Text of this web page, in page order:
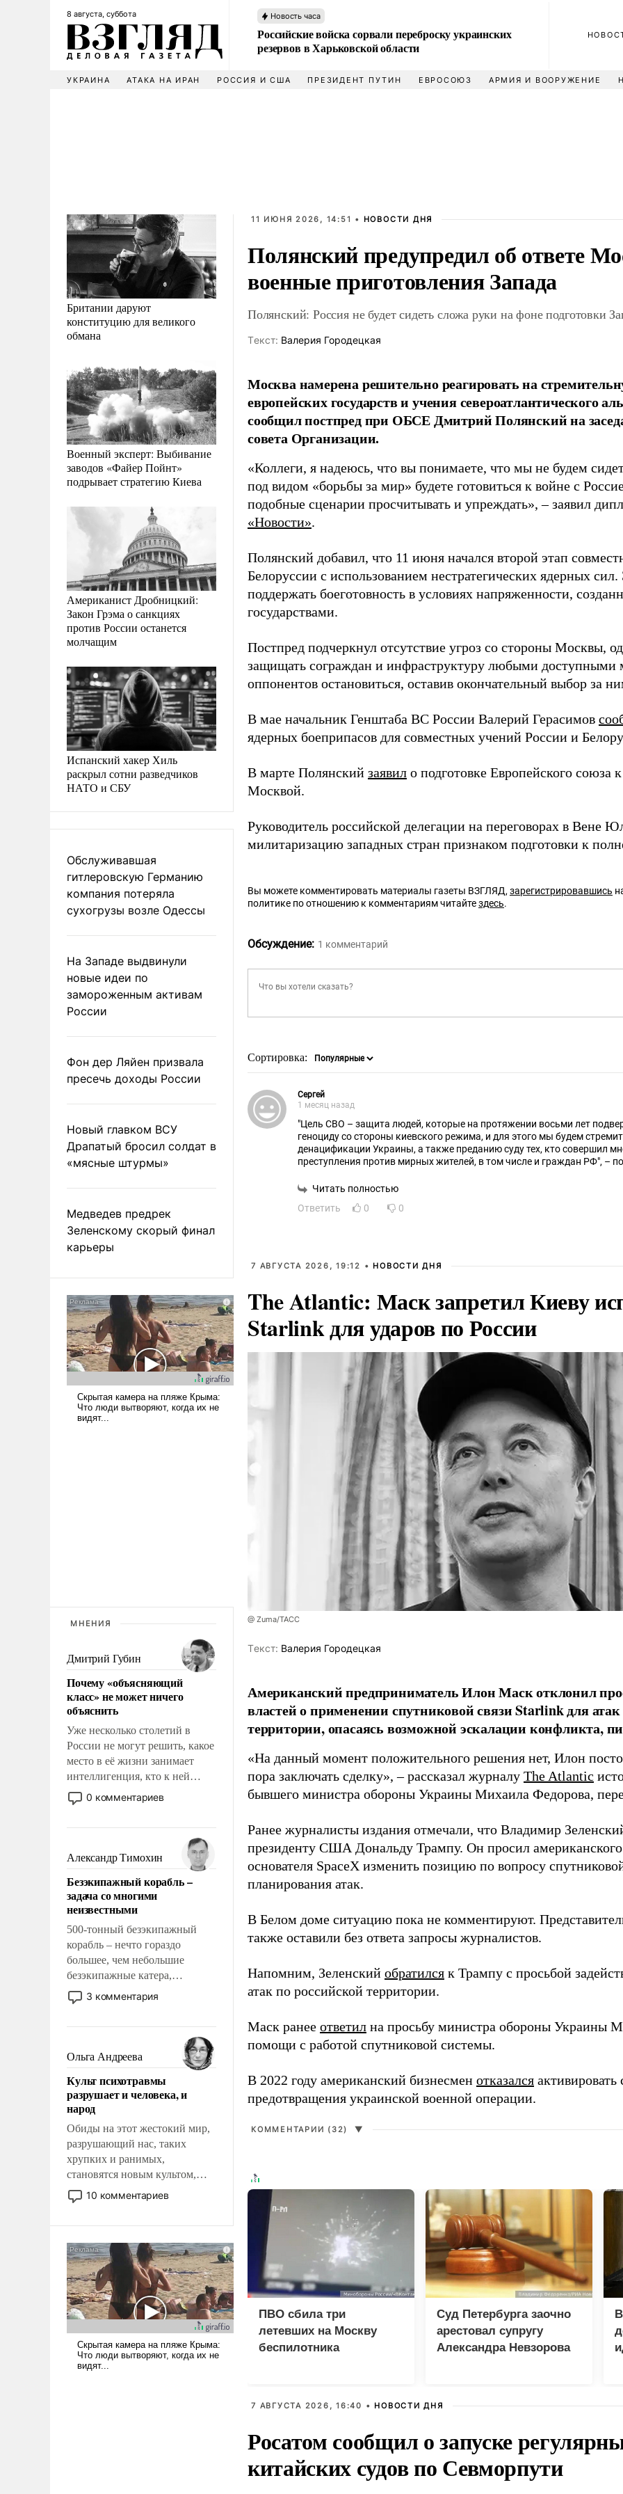
8 августа, суббота Новость часа
Российские войска сорвали переброску украинских
резервов в Харьковской области
УКРАИНА АТАКА НА ИРАН РОССИЯ И США ПРЕЗИДЕНТ ПУТИН ЕВРОСОЮЗ АРМИЯ И ВООРУЖЕНИЕ
Британии даруют
конституцию для великого
обмана
Военный эксперт: Выбивание
заводов «Файер Пойнт»
подрывает стратегию Киева
Американист Дробницкий:
Закон Грэма о санкциях
против России останется
молчащим
Испанский хакер Хиль
раскрыл сотни разведчиков
НАТО и СБУ
Обслуживавшая
гитлеровскую Германию
компания потеряла
сухогрузы возле Одессы
На Западе выдвинули
новые идеи по
замороженным активам
России
Фон дер Ляйен призвала
пресечь доходы России
Новый главком ВСУ
Драпатый бросил солдат в
«мясные штурмы»
Медведев предрек
Зеленскому скорый финал
карьеры
МНЕНИЯ
Дмитрий Губин
Почему «объясняющий
класс» не может ничего
объяснить
Уже несколько столетий в
России не могут решить, какое
место в её жизни занимает
интеллигенция, кто к ней
принадлежит, а кого из неё
исключили с правом
чем она отличается от просто
образованных людей. Иногда
казалось, что эти вопросы
решены раз и навсегда, но –
нет, не решены.
0 комментариев
Александр Тимохин
Безэкипажный корабль –
задача со многими
неизвестными
500-тонный безэкипажный
корабль – нечто гораздо
большее, чем небольшие
безэкипажные катера,
применение которых уже
стало обыденностью. Задача по
сложна и амбициозна. Однако
и ее реализация радикально
поднимет наши боевые
возможности.
3 комментария
Ольга Андреева
Культ психотравмы
разрушает и человека, и
народ
Обиды на этот жестокий мир,
разрушающий нас, таких
хрупких и ранимых,
становятся новым культом,
постепенно вытесняя и
отменяя традиционное
ударами судьбы, брать на себя
ответственность, помогать
слабым, идти вперед и
адаптироваться.
10 комментариев
11 ИЮНЯ 2026, 14:51 • НОВОСТИ ДНЯ
Полянский предупредил об ответе
военные приготовления Запада
Полянский: Россия не будет сидеть сложа руки на фоне подготовки
Tекст: Валерия Городецкая
Москва намерена решительно реагировать на
европейских государств и учения североатлантического
сообщил постпред при ОБСЕ Дмитрий Полянский на
совета Организации.
«Коллеги, я надеюсь, что вы понимаете, что мы не будем
под видом «борьбы за мир» будете готовиться к войне с
подобные сценарии просчитывать и упреждать», – заявил
«Новости».
Полянский добавил, что 11 июня начался второй этап
Белоруссии с использованием нестратегических ядерных
поддержать боеготовность в условиях напряженности,
государствами.
Постпред подчеркнул отсутствие угроз со стороны Москвы,
защищать сограждан и инфраструктуру любыми доступными
оппонентов остановиться, оставив окончательный выбор за
В мае начальник Генштаба ВС России Валерий Герасимов
ядерных боеприпасов для совместных учений России и
В марте Полянский заявил о подготовке Европейского союза
Москвой.
Руководитель российской делегации на переговорах в Вене
милитаризацию западных стран признаком подготовки к
Вы можете комментировать материалы газеты ВЗГЛЯД, зарегистрировавшись
политике по отношению к комментариям читайтездесь.
Обсуждение: 1 комментарий
Сортировка:
Сергей
1 месяц назад
"Цель СВО – защита людей, которые на протяжении восьми лет
геноциду со стороны киевского режима, и для этого мы будем
денацификации Украины, а также преданию суду тех, кто совершил
преступления против мирных жителей, в том числе и граждан РФ", –
А сейчас, я так понимаю, ВЕСЬ УПОР делается на полном
Западная Украина, например? Ведь все остатки укронацистов СБЕГУТ
Читать полностью
Ответить
0 0
7 АВГУСТА 2026, 19:12 • НОВОСТИ ДНЯ
The Atlantic: Маск запретил Киеву
Starlink для ударов по России
@ Zuma/ТАСС
Tекст: Валерия Городецкая
Американский предприниматель Илон Маск отклонил
властей о применении спутниковой связи Starlink для атак
территории, опасаясь возможной эскалации конфликта,
«На данный момент положительного решения нет, Илон
пора заключать сделку», – рассказал журналу The Atlantic
бывшего министра обороны Украины Михаила Федорова,
Ранее журналисты издания отмечали, что Владимир
президенту США Дональду Трампу. Он просил американского
основателя SpaceX изменить позицию по вопросу
планирования атак.
В Белом доме ситуацию пока не комментируют.
также оставили без ответа запросы журналистов.
Напомним, Зеленский обратился к Трампу с просьбой
атак по российской территории.
Маск ранее ответил на просьбу министра обороны Украины
помощи с работой спутниковой системы.
В 2022 году американский бизнесмен отказался
предотвращения украинской военной операции.
КОММЕНТАРИИ (32) ▼
ПВО сбила три
летевших на Москву
беспилотника
Суд Петербурга заочно
арестовал супругу
Александра Невзорова
7 АВГУСТА 2026, 16:40 • НОВОСТИ ДНЯ
Росатом сообщил о запуске
китайских судов по Севморпути